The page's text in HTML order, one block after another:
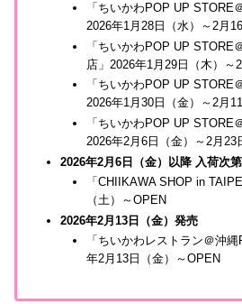
「ちいかわPOP UP STORE
2026年1月28日（水）～2月
「ちいかわPOP UP STORE
店」2026年1月29日（木）～
「ちいかわPOP UP STORE
2026年1月30日（金）～2月
「ちいかわPOP UP STORE
2026年2月6日（金）～2月23
2026年2月6日（金）
以降 入荷次
「CHIIKAWA SHOP in
（土）～OPEN
2026年2月13日（金）発売
「ちいかわレストラン＠沖
年2月13日（金）～OPEN